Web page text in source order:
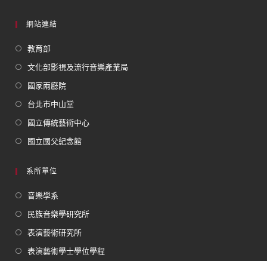
網站連結
教育部
文化部影視及流行音樂產業局
國家兩廳院
台北市中山堂
國立傳統藝術中心
國立國父紀念館
系所單位
音樂學系
民族音樂學研究所
表演藝術研究所
表演藝術學士學位學程